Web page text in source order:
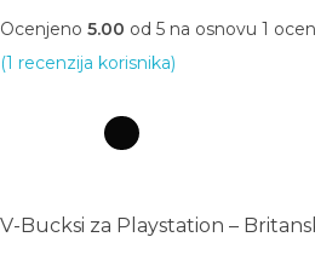
Ocenjeno 5.00 od 5 na osnovu 1
(1 recenzija korisnika)
V-Bucksi za Playstation –